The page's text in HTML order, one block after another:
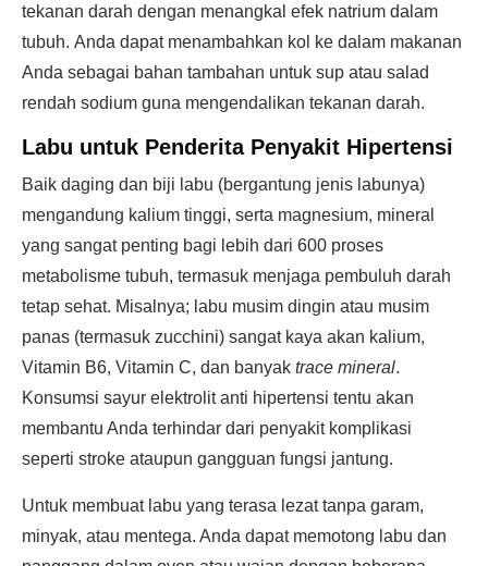
tekanan darah dengan menangkal efek natrium dalam
tubuh. Anda dapat menambahkan kol ke dalam makanan
Anda sebagai bahan tambahan untuk sup atau salad
rendah sodium guna mengendalikan tekanan darah.
Labu untuk Penderita Penyakit Hipertensi
Baik daging dan biji labu (bergantung jenis labunya)
mengandung kalium tinggi, serta magnesium, mineral
yang sangat penting bagi lebih dari 600 proses
metabolisme tubuh, termasuk menjaga pembuluh darah
tetap sehat. Misalnya; labu musim dingin atau musim
panas (termasuk zucchini) sangat kaya akan kalium,
Vitamin B6, Vitamin C, dan banyak trace mineral.
Konsumsi sayur elektrolit anti hipertensi tentu akan
membantu Anda terhindar dari penyakit komplikasi
seperti stroke ataupun gangguan fungsi jantung.
Untuk membuat labu yang terasa lezat tanpa garam,
minyak, atau mentega. Anda dapat memotong labu dan